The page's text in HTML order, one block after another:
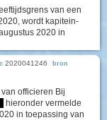
van een
wordt kapitein-
2020 in
2020041246 bron
officieren Bij
hieronder vermelde
in toepassing van